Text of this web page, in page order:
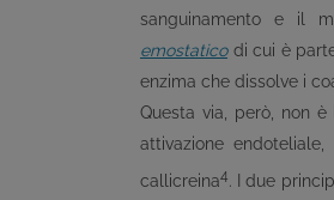
sanguinamento e il
emostaticodi cui è
enzima che dissolve i
Questa via, però, non
attivazione
callicreina4. I due